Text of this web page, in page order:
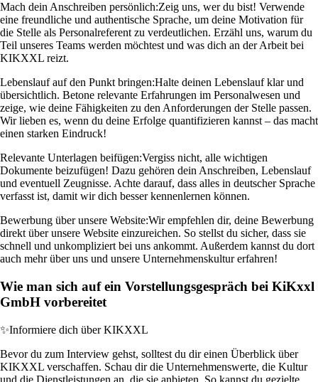
Mach dein Anschreiben persönlich:Zeig uns, wer du bist! Verwende
eine freundliche und authentische Sprache, um deine Motivation für
die Stelle als Personalreferent zu verdeutlichen. Erzähl uns, warum du
Teil unseres Teams werden möchtest und was dich an der Arbeit bei
KIKXXL reizt.
Lebenslauf auf den Punkt bringen:Halte deinen Lebenslauf klar und
übersichtlich. Betone relevante Erfahrungen im Personalwesen und
zeige, wie deine Fähigkeiten zu den Anforderungen der Stelle passen.
Wir lieben es, wenn du deine Erfolge quantifizieren kannst – das macht
einen starken Eindruck!
Relevante Unterlagen beifügen:Vergiss nicht, alle wichtigen
Dokumente beizufügen! Dazu gehören dein Anschreiben, Lebenslauf
und eventuell Zeugnisse. Achte darauf, dass alles in deutscher Sprache
verfasst ist, damit wir dich besser kennenlernen können.
Bewerbung über unsere Website:Wir empfehlen dir, deine Bewerbung
direkt über unsere Website einzureichen. So stellst du sicher, dass sie
schnell und unkompliziert bei uns ankommt. Außerdem kannst du dort
auch mehr über uns und unsere Unternehmenskultur erfahren!
Wie man sich auf ein Vorstellungsgespräch bei KiKxxl
GmbH vorbereitet
✨Informiere dich über KIKXXL
Bevor du zum Interview gehst, solltest du dir einen Überblick über
KIKXXL verschaffen. Schau dir die Unternehmenswerte, die Kultur
und die Dienstleistungen an, die sie anbieten. So kannst du gezielte